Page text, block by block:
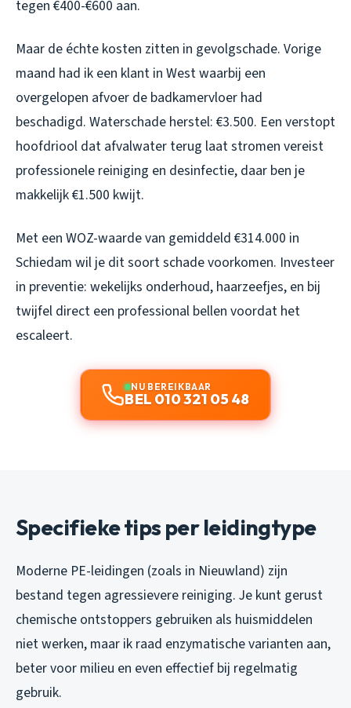
tegen €400-€600 aan.
Maar de échte kosten zitten in gevolgschade. Vorige
maand had ik een klant in West waarbij een
overgelopen afvoer de badkamervloer had
beschadigd. Waterschade herstel: €3.500. Een verstopt
hoofdriool dat afvalwater terug laat stromen vereist
professionele reiniging en desinfectie, daar ben je
makkelijk €1.500 kwijt.
Met een WOZ-waarde van gemiddeld €314.000 in
Schiedam wil je dit soort schade voorkomen. Investeer
in preventie: wekelijks onderhoud, haarzeefjes, en bij
twijfel direct een professional bellen voordat het
escaleert.
NU BEREIKBAAR
BEL 010 321 05 48
Specifieke tips per leidingtype
Moderne PE-leidingen (zoals in Nieuwland) zijn
bestand tegen agressievere reiniging. Je kunt gerust
chemische ontstoppers gebruiken als huismiddelen
niet werken, maar ik raad enzymatische varianten aan,
beter voor milieu en even effectief bij regelmatig
gebruik.